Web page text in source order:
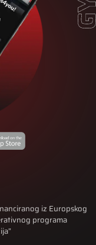
iz Europskog
programa